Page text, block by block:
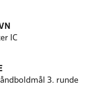
IC
3. runde